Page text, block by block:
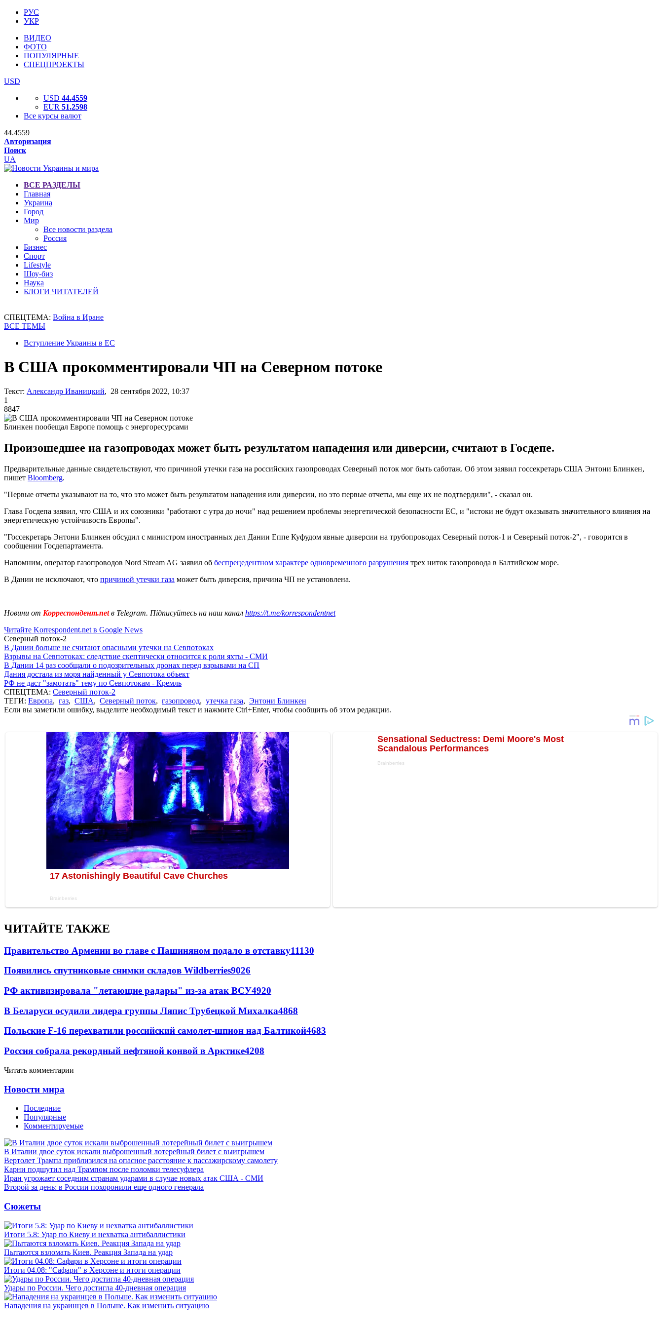
РУС
УКР
ВИДЕО
ФОТО
ПОПУЛЯРНЫЕ
СПЕЦПРОЕКТЫ
USD
USD 44.4559
EUR 51.2598
Все курсы валют
44.4559
Авторизация
Поиск
UA
ВСЕ РАЗДЕЛЫ
Главная
Украина
Город
Мир
Все новости раздела
Россия
Бизнес
Спорт
Lifestyle
Шоу-биз
Наука
БЛОГИ ЧИТАТЕЛЕЙ
СПЕЦТЕМА: Война в Иране
ВСЕ ТЕМЫ
Вступление Украины в ЕС
В США прокомментировали ЧП на Северном потоке
Текст: Александр Иваницкий, 28 сентября 2022, 10:37
1
8847
Блинкен пообещал Европе помощь с энергоресурсами
Произошедшее на газопроводах может быть результатом нападения или диверсии, считают в Госдепе.
Предварительные данные свидетельствуют, что причиной утечки газа на российских газопроводах Северный поток мог быть саботаж. Об этом заявил госсекретарь США Энтони Блинкен,
пишет Bloomberg.
"Первые отчеты указывают на то, что это может быть результатом нападения или диверсии, но это первые отчеты, мы еще их не подтвердили", - сказал он.
Глава Госдепа заявил, что США и их союзники "работают с утра до ночи" над решением проблемы энергетической безопасности ЕС, и "истоки не будут оказывать значительного влияния на
энергетическую устойчивость Европы".
"Госсекретарь Энтони Блинкен обсудил с министром иностранных дел Дании Еппе Куфудом явные диверсии на трубопроводах Северный поток-1 и Северный поток-2", - говорится в
сообщении Госдепартамента.
Напомним, оператор газопроводов Nord Stream AG заявил об беспрецедентном характере одновременного разрушения трех ниток газопровода в Балтийском море.
В Дании не исключают, что причиной утечки газа может быть диверсия, причина ЧП не установлена.
Новини от Корреспондент.netв Telegram. Підписуйтесь на наш канал https://t.me/korrespondentnet
Читайте Korrespondent.net в Google News
Северный поток-2
В Дании больше не считают опасными утечки на Севпотоках
Взрывы на Севпотоках: следствие скептически относится к роли яхты - СМИ
В Дании 14 раз сообщали о подозрительных дронах перед взрывами на СП
Дания достала из моря найденный у Севпотока объект
РФ не даст "замотать" тему по Севпотокам - Кремль
СПЕЦТЕМА: Северный поток-2
ТЕГИ: Европа, газ, США, Северный поток, газопровод, утечка газа, Энтони Блинкен
Если вы заметили ошибку, выделите необходимый текст и нажмите Ctrl+Enter, чтобы сообщить об этом редакции.
ЧИТАЙТЕ ТАКЖЕ
Правительство Армении во главе с Пашиняном подало в отставку11130
Появились спутниковые снимки складов Wildberries9026
РФ активизировала "летающие радары" из-за атак ВСУ4920
В Беларуси осудили лидера группы Ляпис Трубецкой Михалка4868
Польские F-16 перехватили российский самолет-шпион над Балтикой4683
Россия собрала рекордный нефтяной конвой в Арктике4208
Читать комментарии
Новости мира
Последние
Популярные
Комментируемые
В Италии двое суток искали выброшенный лотерейный билет с выигрышем
Вертолет Трампа приблизился на опасное расстояние к пассажирскому самолету
Карни подшутил над Трампом после поломки телесуфлера
Иран угрожает соседним странам ударами в случае новых атак США - СМИ
Второй за день: в России похоронили еще одного генерала
Сюжеты
Итоги 5.8: Удар по Киеву и нехватка антибаллистики
Пытаются взломать Киев. Реакция Запада на удар
Итоги 04.08: "Сафари" в Херсоне и итоги операции
Удары по России. Чего достигла 40-дневная операция
Нападения на украинцев в Польше. Как изменить ситуацию